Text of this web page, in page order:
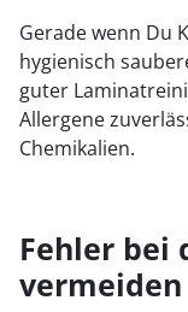
Gerade wenn Du
hygienisch
guter
Allergene
Chemikalien.
Fehler bei
vermeiden